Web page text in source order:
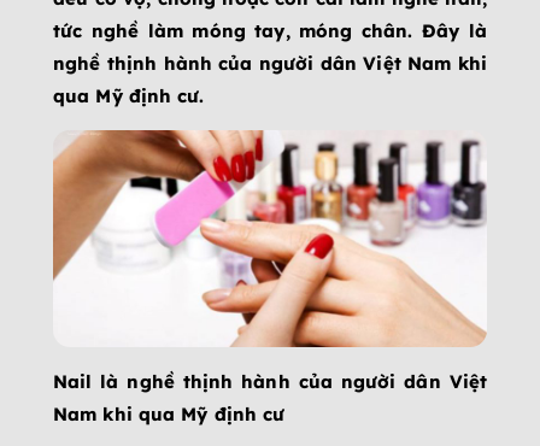
tức nghề làm móng tay, móng chân. Đây là
nghề thịnh hành của người dân Việt Nam khi
qua Mỹ định cư.
Nail là nghề thịnh hành của người dân Việt
Nam khi qua Mỹ định cư